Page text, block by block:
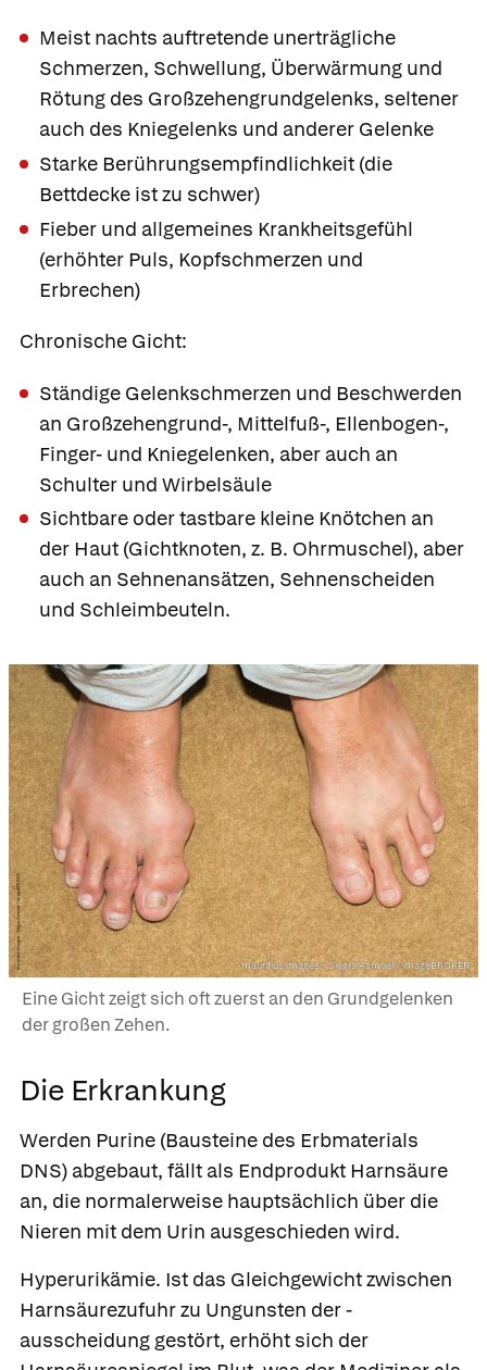
Meist nachts auftretende unerträgliche
Schmerzen, Schwellung, Überwärmung und
Rötung des Großzehengrundgelenks, seltener
auch des Kniegelenks und anderer Gelenke
Starke Berührungsempfindlichkeit (die
Bettdecke ist zu schwer)
Fieber und allgemeines Krankheitsgefühl
(erhöhter Puls, Kopfschmerzen und
Erbrechen)
Chronische Gicht:
Ständige Gelenkschmerzen und Beschwerden
an Großzehengrund-, Mittelfuß-, Ellenbogen-,
Finger- und Kniegelenken, aber auch an
Schulter und Wirbelsäule
Sichtbare oder tastbare kleine Knötchen an
der Haut (Gichtknoten, z. B. Ohrmuschel), aber
auch an Sehnenansätzen, Sehnenscheiden
und Schleimbeuteln.
mauritius images / Siegra Asmoel / imageBROKER
Eine Gicht zeigt sich oft zuerst an den Grundgelenken
der großen Zehen.
Die Erkrankung
Werden Purine (Bausteine des Erbmaterials
DNS) abgebaut, fällt als Endprodukt Harnsäure
an, die normalerweise hauptsächlich über die
Nieren mit dem Urin ausgeschieden wird.
Hyperurikämie. Ist das Gleichgewicht zwischen
Harnsäurezufuhr zu Ungunsten der -
ausscheidung gestört, erhöht sich der